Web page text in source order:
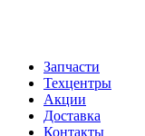
Запчасти
Техцентры
Акции
Доставка
Контакты